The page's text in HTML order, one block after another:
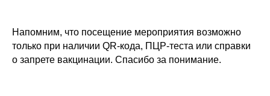
Напомним, что посещение мероприятия возможно
только при наличии QR-кода, ПЦР-теста или справки
о запрете вакцинации. Спасибо за понимание.